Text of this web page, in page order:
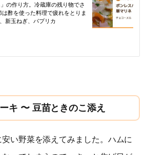
キ 〜 豆苗ときのこ添え
い野菜を添えてみました。ハムに